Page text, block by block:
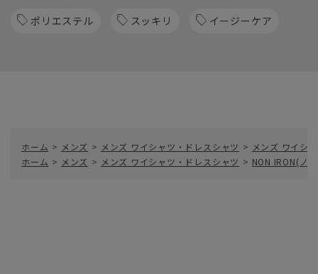
ポリエステル スッキリ イージーケア
ホーム > メンズ > メンズ ワイシャツ・ドレスシャツ > メンズ ワイシ
ホーム > メンズ > メンズ ワイシャツ・ドレスシャツ > NON IRON(ノ